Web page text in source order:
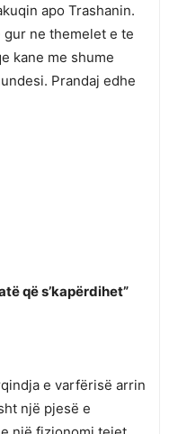
apo Trashanin.
ne themelet e te
kane me shume
Prandaj edhe
që s’kapërdihet”
e varfërisë arrin
një pjesë e